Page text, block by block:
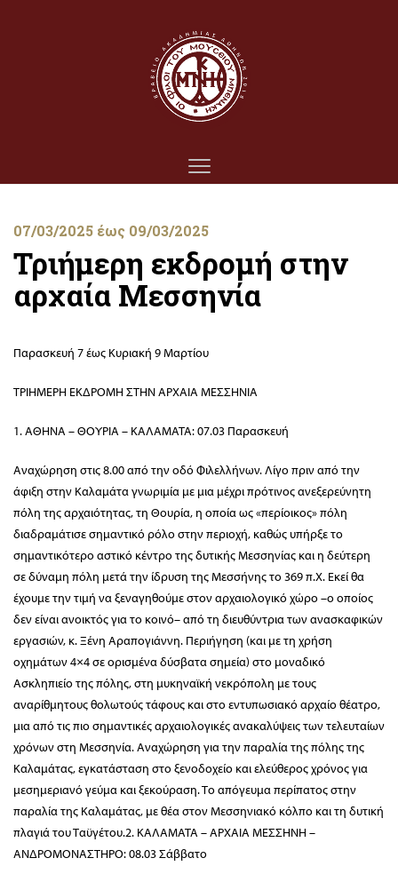
07/03/2025 έως 09/03/2025
Τριήμερη εκδρομή στην
αρχαία Μεσσηνία
Παρασκευή 7 έως Κυριακή 9 Μαρτίου
ΤΡΙΗΜΕΡΗ ΕΚΔΡΟΜΗ ΣΤΗΝ ΑΡΧΑΙΑ ΜΕΣΣΗΝΙΑ
1. ΑΘΗΝΑ – ΘΟΥΡΙΑ – ΚΑΛΑΜΑΤΑ: 07.03 Παρασκευή
Αναχώρηση στις 8.00 από την οδό Φιλελλήνων. Λίγο πριν από την
άφιξη στην Καλαμάτα γνωριμία με μια μέχρι πρότινος ανεξερεύνητη
πόλη της αρχαιότητας, τη Θουρία, η οποία ως «περίοικος» πόλη
διαδραμάτισε σημαντικό ρόλο στην περιοχή, καθώς υπήρξε το
σημαντικότερο αστικό κέντρο της δυτικής Μεσσηνίας και η δεύτερη
σε δύναμη πόλη μετά την ίδρυση της Μεσσήνης το 369 π.Χ. Εκεί θα
έχουμε την τιμή να ξεναγηθούμε στον αρχαιολογικό χώρο –ο οποίος
δεν είναι ανοικτός για το κοινό– από τη διευθύντρια των ανασκαφικών
εργασιών, κ. Ξένη Αραπογιάννη. Περιήγηση (και με τη χρήση
οχημάτων 4×4 σε ορισμένα δύσβατα σημεία) στο μοναδικό
Ασκληπιείο της πόλης, στη μυκηναϊκή νεκρόπολη με τους
αναρίθμητους θολωτούς τάφους και στο εντυπωσιακό αρχαίο θέατρο,
μια από τις πιο σημαντικές αρχαιολογικές ανακαλύψεις των τελευταίων
χρόνων στη Μεσσηνία. Αναχώρηση για την παραλία της πόλης της
Καλαμάτας, εγκατάσταση στο ξενοδοχείο και ελεύθερος χρόνος για
μεσημεριανό γεύμα και ξεκούραση. Το απόγευμα περίπατος στην
παραλία της Καλαμάτας, με θέα στον Μεσσηνιακό κόλπο και τη δυτική
πλαγιά του Ταϋγέτου.2. ΚΑΛΑΜΑΤΑ – ΑΡΧΑΙΑ ΜΕΣΣΗΝΗ –
ΑΝΔΡΟΜΟΝΑΣΤΗΡΟ: 08.03 Σάββατο